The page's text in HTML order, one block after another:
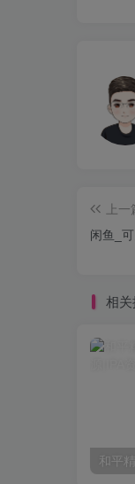
上一
闲鱼_
相
和平